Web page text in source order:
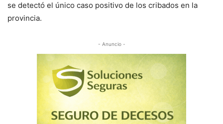
se detectó el único caso positivo de los cribados en la
provincia.
- Anuncio -